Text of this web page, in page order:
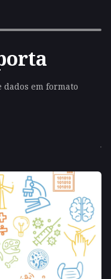
dados em formato